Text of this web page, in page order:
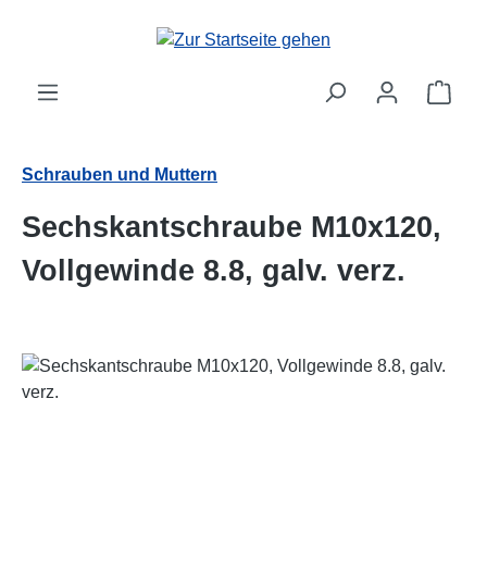
Zum Hauptinhalt springen
Schrauben und Muttern
Sechskantschraube M10x120,
Vollgewinde 8.8, galv. verz.
Bildergalerie überspringen